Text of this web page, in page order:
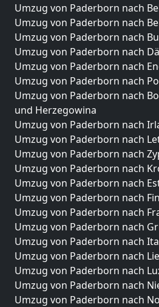
Umzug von Paderborn nach
Umzug von Paderborn nach
Umzug von Paderborn nach
Umzug von Paderborn nach
Umzug von Paderborn nach
Umzug von Paderborn nach
Umzug von Paderborn nach
und Herzegowina
Umzug von Paderborn nach
Umzug von Paderborn nach
Umzug von Paderborn nach
Umzug von Paderborn nach
Umzug von Paderborn nach
Umzug von Paderborn nach
Umzug von Paderborn nach
Umzug von Paderborn nach
Umzug von Paderborn nach
Umzug von Paderborn nach
Umzug von Paderborn nach
Umzug von Paderborn nach
Umzug von Paderborn nach